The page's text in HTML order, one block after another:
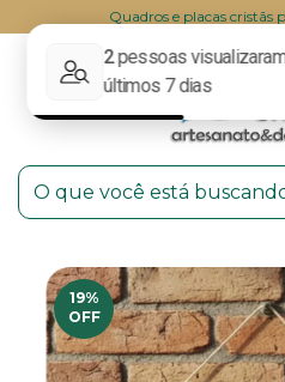
Quadros e placas cristãs
19%
OFF